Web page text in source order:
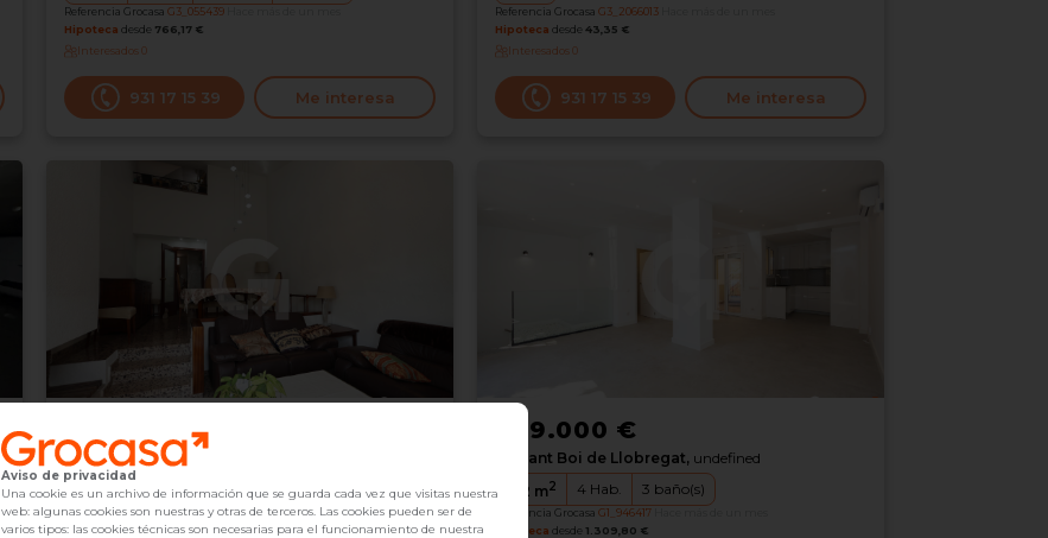
Referencia Grocasa G3_055439
Hipoteca desde 766,17 €
Interesados0
931 17 15 39 Me interesa
Referencia Grocasa G3_2066013
Hipoteca desde 43,35 €
Interesados0
931 17 15 39 Me interesa
600.000 €
Sant Boi de Llobregat,
203 m 2 4Hab. 2baño(s)
Referencia GrocasaG3_047059hace 3 semanas
Hipotecadesde1.829,14 €
429.000 €
Sant Boi de Llobregat, undefined
122 m2 4 Hab. 3 baño(s)
Referencia Grocasa G1_946417
Hipoteca desde 1.309,80 €
Aviso de privacidad
Una cookie es un archivo de información que se guarda cada vez que visitas nuestra
web: algunas cookies son nuestras y otras de terceros. Las cookies pueden ser de
varios tipos: las cookies técnicas son necesarias para el funcionamiento de nuestra